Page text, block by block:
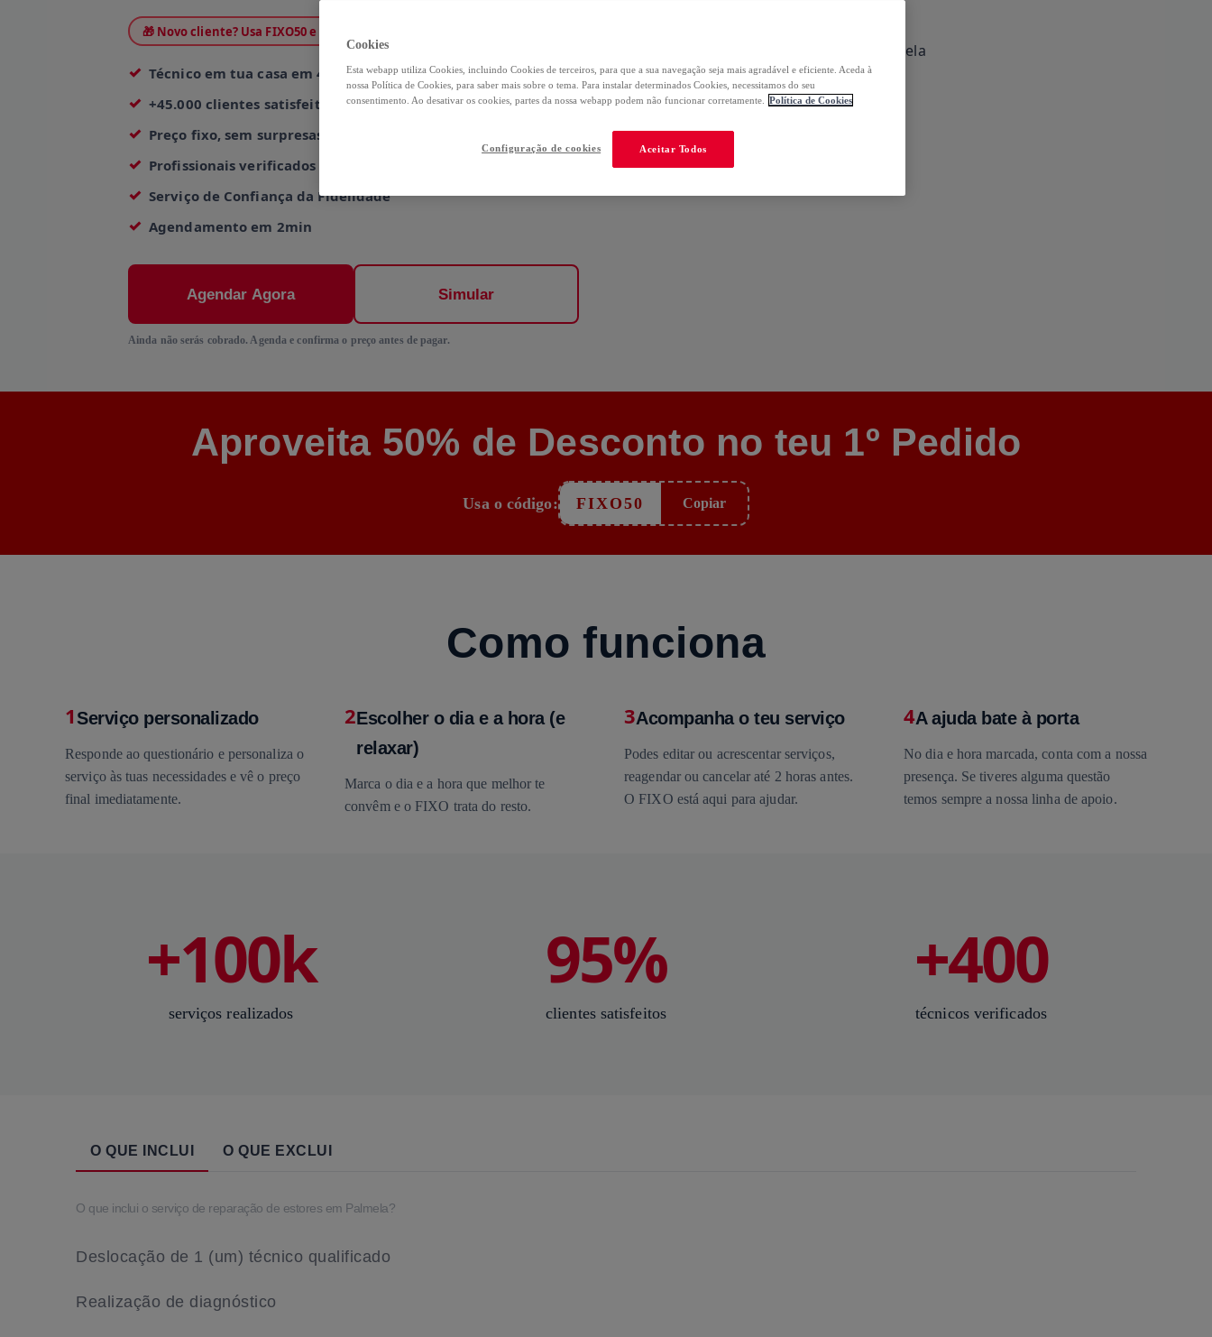
🎁 Novo cliente? Usa FIXO50 e paga só 35,00€ no 1º pedido
Técnico em tua casa em 4h
+45.000 clientes satisfeitos
Preço fixo, sem surpresas
Profissionais verificados e experientes
Serviço de Confiança da Fidelidade
Agendamento em 2min
Agendar Agora Simular
Ainda não serás cobrado. Agenda e confirma o preço antes de pagar.
Aproveita 50% de Desconto no teu 1º Pedido
Usa o código: FIXO50 Copiar
Como funciona
1Serviço personalizado
Responde ao questionário e personaliza o
serviço às tuas necessidades e vê o preço
final imediatamente.
2Escolher o dia e a hora (e
relaxar)
Marca o dia e a hora que melhor te
convêm e o FIXO trata do resto.
3Acompanha o teu serviço
Podes editar ou acrescentar serviços,
reagendar ou cancelar até 2 horas antes.
O FIXO está aqui para ajudar.
4A ajuda bate à porta
No dia e hora marcada, conta com a nossa
presença. Se tiveres alguma questão
temos sempre a nossa linha de apoio.
+100k
serviços realizados
95%
clientes satisfeitos
+400
técnicos verificados
O QUE INCLUI O QUE EXCLUI
O que inclui o serviço de reparação de estores em Palmela?
Deslocação de 1 (um) técnico qualificado
Realização de diagnóstico
Cookies
Esta webapp utiliza Cookies, incluindo Cookies de terceiros, para que a sua navegação seja mais agradável e eficiente. Aceda à
nossa Política de Cookies, para saber mais sobre o tema. Para instalar determinados Cookies, necessitamos do seu
consentimento. Ao desativar os cookies, partes da nossa webapp podem não funcionar corretamente.
Política de Cookies
Aceitar Todos
Configuração de cookies